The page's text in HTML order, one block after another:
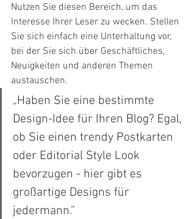
Nutzen Sie diesen Bereich, um das
Interesse Ihrer Leser zu wecken. Stellen
Sie sich einfach eine Unterhaltung vor,
bei der Sie sich über Geschäftliches,
Neuigkeiten und anderen Themen
austauschen.
„Haben Sie eine bestimmte
Design-Idee für Ihren Blog? Egal,
ob Sie einen trendy Postkarten
oder Editorial Style Look
bevorzugen - hier gibt es
großartige Designs für
jedermann.”